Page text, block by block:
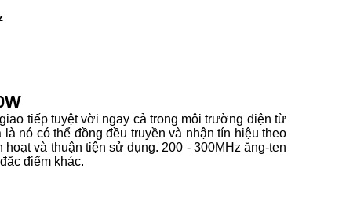
tiếp tuyệt vời ngay cả trong môi trường điện từ
nó có thể đồng đều truyền và nhận tín hiệu theo
và thuận tiện sử dụng. 200 - 300MHz ăng-ten
điểm khác.